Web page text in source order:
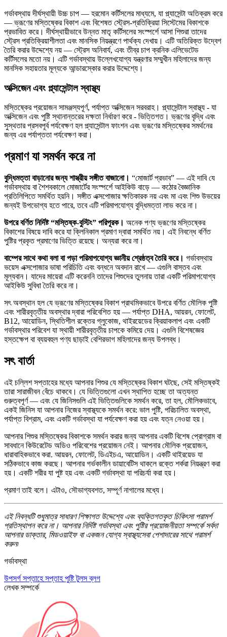
গর্ভাবস্থায় দীর্ঘস্থায়ী উচ্চ চাপ — হরমোন কর্টিসলের মাধ্যমে, যা প্ল্যাসেন্টা অতিক্রম করে
— ভ্রূণের মস্তিষ্কের বিকাশ এবং বিশেষত স্ট্রেস-প্রতিক্রিয়া সিস্টেমের বিকাশকে
প্রভাবিত করে। দীর্ঘস্থায়ীভাবে উন্নত মাতৃ কর্টিসলের সংস্পর্শে আসা শিশুরা তাদের
স্ট্রেস প্রতিক্রিয়াশীলতা এবং মানসিক নিয়ন্ত্রণে পার্থক্য দেখায়। এটি অতিরিক্ত উদ্বেগ
তৈরি করার উদ্দেশ্যে নয় — স্ট্রেস অনিবার্য, এবং তীব্র চাপ ক্রনিক এলিভেটেড
কর্টিসলের মতো নয়। এটি গর্ভাবস্থায় উল্লেখযোগ্য যন্ত্রণার সম্মুখীন মহিলাদের জন্য
মানসিক সহায়তার মূল্যকে আন্ডারস্কোর করার উদ্দেশ্যে।
অক্সিজেন এবং প্ল্যাসেন্টাল স্বাস্থ্য
মস্তিষ্কের প্রয়োজন সামঞ্জস্যপূর্ণ, পর্যাপ্ত অক্সিজেন সরবরাহ। প্ল্যাসেন্টাল স্বাস্থ্য - যা
অক্সিজেন এবং পুষ্টি স্থানান্তরের দক্ষতা নির্ধারণ করে - ভিত্তিগত। ভ্রূণের বৃদ্ধি এবং
সুস্থতার প্রসবপূর্ব পর্যবেক্ষণ হল প্ল্যাসেন্টাল ফাংশন এবং ভ্রূণের মস্তিষ্কের সমর্থনের
জন্য এর পর্যাপ্ততা পর্যবেক্ষণ করা।
প্রমাণ যা সমর্থন করে না
বুদ্ধিমত্তা বাড়ানোর জন্য শাস্ত্রীয় সঙ্গীত বাজানো। “মোজার্ট প্রভাব” — এই দাবি যে
গর্ভাবস্থায় বা শৈশবকালে মোজার্টের সংস্পর্শে আইকিউ বাড়ে — কঠোর বৈজ্ঞানিক
প্রতিলিপিতে সমর্থিত হয়নি। সঙ্গীত এক্সপোজার ক্ষতিকারক নয় এবং মা এবং শিশু উভয়ের
জন্যই উপভোগ্য হতে পারে, তবে এটি পরিমাপযোগ্য বুদ্ধিমত্তা লাভ করে না।
উপরে বর্ণিত নির্দিষ্ট “মস্তিষ্ক-বুস্টিং” পরিপূরক। অনেক পণ্য ভ্রূণের মস্তিষ্কের
বিকাশের বিষয়ে দাবি করে যা ক্লিনিকাল প্রমাণ দ্বারা সমর্থিত নয়। এই নিবন্ধে বর্ণিত
পুষ্টির প্রকৃত প্রমাণের ভিত্তি রয়েছে। অন্যরা করে না।
বাম্পের সাথে কথা বলা বা পড়া পরিমাপযোগ্য জ্ঞানীয় শ্রেষ্ঠত্ব তৈরি করে। গর্ভাবস্থায়
ভয়েস এক্সপোজার ভাষা পরিচিতি এবং বন্ধনে অবদান রাখে — এগুলি বাস্তব এবং
মূল্যবান। যাদের মায়েরা এটি করেননি তাদের শিশুদের তুলনায় তারা একটি পরিমাপযোগ্য
আইকিউ সুবিধা তৈরি করে না।
সৎ অবস্থান হল যে ভ্রূণের মস্তিষ্কের বিকাশ প্রাথমিকভাবে উপরে বর্ণিত মৌলিক পুষ্টি
এবং শারীরবৃত্তীয় অবস্থার দ্বারা পরিবেশিত হয় — পর্যাপ্ত DHA, আয়রন, ফোলেট,
B12, আয়োডিন, স্থিতিশীল রক্তের গ্লুকোজ, থাইরয়েডের ক্রিয়াকলাপ এবং একটি
গর্ভাবস্থার পরিবেশ যা স্থায়ী শারীরবৃত্তীয় চাপকে কমিয়ে দেয়। এগুলি বিশেষজ্ঞের
হস্তক্ষেপ বা ব্যয়বহুল পণ্য ছাড়াই বেশিরভাগ মহিলাদের জন্য উপলব্ধ।
সৎ বার্তা
এই চল্লিশ সপ্তাহের মধ্যে আপনার শিশুর যে মস্তিষ্কের বিকাশ ঘটছে, সেই মস্তিষ্কই
তারা সারাজীবন বেঁচে থাকবে। যে ভিত্তিগুলো এখন স্থাপিত হচ্ছে তা অত্যন্ত
গুরুত্বপূর্ণ — এবং যে জিনিসগুলি এই ভিত্তিগুলিকে সমর্থন করে, তা হল, মৌলিকভাবে,
একই জিনিস যা আপনার নিজের স্বাস্থ্যকে সমর্থন করে: ভাল পুষ্টি, পরিচালিত অবস্থা,
পর্যাপ্ত বিশ্রাম, এবং একটি গর্ভাবস্থা যা পর্যবেক্ষণ করা হয় এবং যত্ন নেওয়া হয়।
আপনার শিশুর মস্তিষ্কের বিকাশকে সমর্থন করার জন্য আপনার একটি বিশেষ প্রোগ্রাম বা
সাবধানে কিউরেটেড অডিও পরিবেশের প্রয়োজন নেই। আপনার মৌলিক প্রয়োজন,
ধারাবাহিকভাবে করা. আয়রন, ফোলেট, ডিএইচএ, আয়োডিন। একটি থাইরয়েড যা
সঠিকভাবে কাজ করছে। আপনার গর্ভকালীন ডায়াবেটিস থাকলে রক্তে শর্করা নিয়ন্ত্রণ করা
হয়। একটি শরীর যা পুষ্ট হয় এবং একটি গর্ভাবস্থা যা পরিচর্যা করা হয়।
প্রমাণ তাই বলে। এটাও, সৌভাগ্যবশত, সম্পূর্ণ নাগালের মধ্যে।
এই নিবন্ধটি শুধুমাত্র সাধারণ শিক্ষাগত উদ্দেশ্যে এবং ব্যক্তিগতকৃত চিকিৎসা পরামর্শ
প্রতিস্থাপন করে না। আপনার নির্দিষ্ট গর্ভাবস্থা এবং পুষ্টির প্রয়োজনীয়তা সম্পর্কে সর্বদা
আপনার ডাক্তার, মিডওয়াইফ বা একজন যোগ্য স্বাস্থ্যসেবা পেশাদারের সাথে পরামর্শ
করুন৷
গর্ভাবস্থা
উপসর্গ সপ্তাহে সপ্তাহপুষ্টিটুলসব্লগ
লেখক সম্পর্কে